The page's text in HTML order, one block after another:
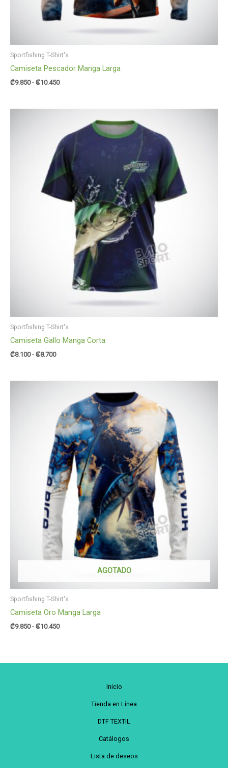
Sportfishing T-Shirt's
Camiseta Pescador Manga Larga
₡9.850 - ₡10.450
Sportfishing T-Shirt's
Camiseta Gallo Manga Corta
₡8.100 - ₡8.700
precios:
desde
₡8.100
hasta
₡8.700
AGOTADO
Sportfishing T-Shirt's
Camiseta Oro Manga Larga
₡9.850 - ₡10.450
precios:
desde
₡9.850
hasta
₡10.450
Inicio
Tienda en Línea
DTF TEXTIL
Catálogos
Lista de deseos